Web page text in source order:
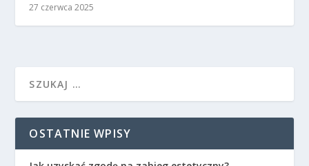
27 czerwca 2025
OSTATNIE WPISY